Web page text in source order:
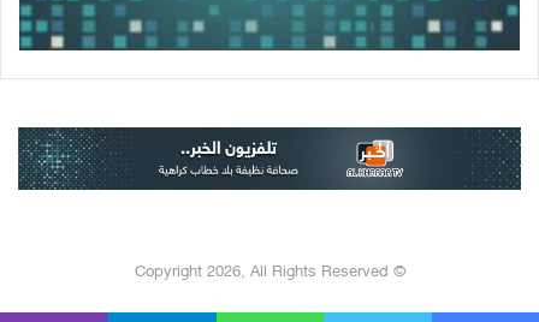
© Copyright 2026, All Rights Reserved